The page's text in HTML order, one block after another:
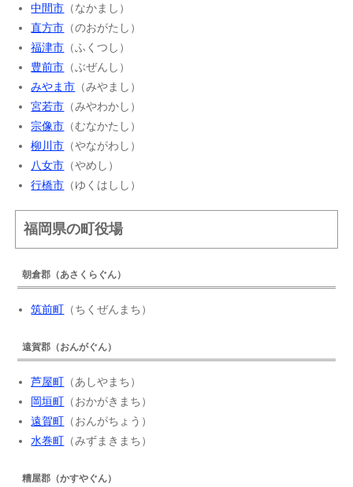
中間市 （なかまし）
直方市 （のおがたし）
福津市 （ふくつし）
豊前市 （ぶぜんし）
みやま市 （みやまし）
宮若市 （みやわかし）
宗像市 （むなかたし）
柳川市 （やながわし）
八女市 （やめし）
行橋市 （ゆくはしし）
福岡県の町役場
朝倉郡（あさくらぐん）
筑前町 （ちくぜんまち）
遠賀郡（おんがぐん）
芦屋町 （あしやまち）
岡垣町 （おかがきまち）
遠賀町 （おんがちょう）
水巻町 （みずまきまち）
糟屋郡（かすやぐん）